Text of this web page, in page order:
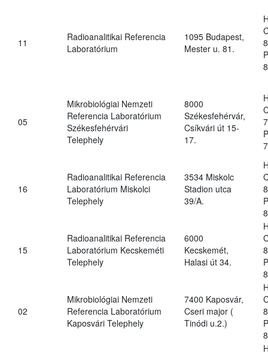
11
Radioanalitikai Referencia
Laboratórium
1095 Budapest,
Mester u. 81.
05
Mikrobiológiai Nemzeti
Referencia Laboratórium
Székesfehérvári
Telephely
8000
Székesfehérvár,
Csíkvári út 15-
17.
16
Radioanalitikai Referencia
Laboratórium Miskolci
Telephely
3534 Miskolc
Stadion utca
39/A.
15
Radioanalitikai Referencia
Laboratórium Kecskeméti
Telephely
6000
Kecskemét,
Halasi út 34.
02
Mikrobiológiai Nemzeti
Referencia Laboratórium
Kaposvári Telephely
7400 Kaposvár,
Cseri major (
Tinódi u.2.)